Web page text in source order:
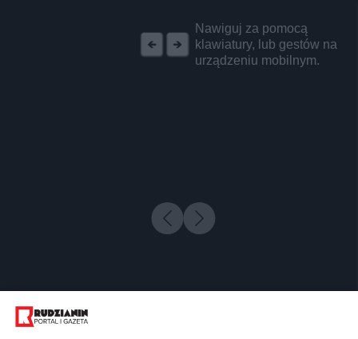
Nawiguj za pomocą
klawiatury, lub gestów na
urządzeniu mobilnym.